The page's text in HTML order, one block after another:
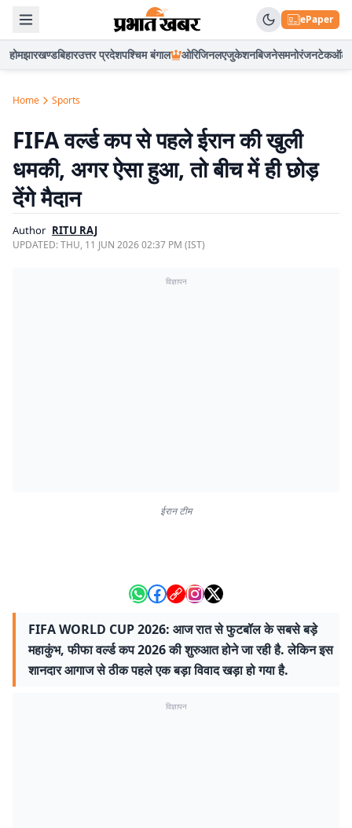
ePaper
होमझारखण्डबिहारउत्तर प्रदेशपश्चिम बंगाल ओरिजिनलएजुकेशनबिजनेसमनोरंजनटेकऑटो
Home Sports
FIFA वर्ल्ड कप से पहले ईरान की खुली
धमकी, अगर ऐसा हुआ, तो बीच में ही छोड़
देंगे मैदान
Author RITU RAJ
UPDATED:THU, 11 JUN 2026 02:37 PM (IST)
विज्ञापन
ईरान टीम
FIFA WORLD CUP 2026: आज रात से फुटबॉल के सबसे बड़े
महाकुंभ, फीफा वर्ल्ड कप 2026 की शुरुआत होने जा रही है. लेकिन इस
शानदार आगाज से ठीक पहले एक बड़ा विवाद खड़ा हो गया है.
विज्ञापन